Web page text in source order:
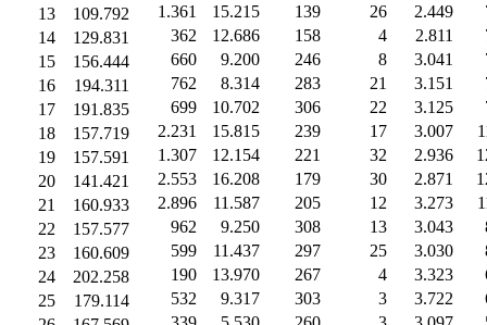
13
109.792
14
129.831
15
156.444
16
194.311
17
191.835
18
157.719
19
157.591
20
141.421
21
160.933
22
157.577
23
160.609
24
202.258
25
179.114
1.361
362
660
762
699
2.231
1.307
2.553
2.896
962
599
190
532
15.215
12.686
9.200
8.314
10.702
15.815
12.154
16.208
11.587
9.250
11.437
13.970
9.317
139
158
246
283
306
239
221
179
205
308
297
267
303
26
4
8
21
22
17
32
30
12
13
25
4
3
2.449
2.811
3.041
3.151
3.125
3.007
2.936
2.871
3.273
3.043
3.030
3.323
3.722